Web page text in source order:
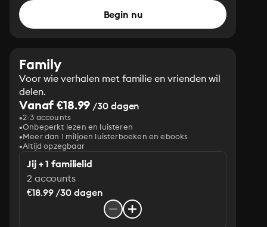
Begin nu
Family
Voor wie verhalen met familie en vrienden wil
delen.
Vanaf €18.99 /30 dagen
2-3 accounts
Onbeperkt lezen en luisteren
Meer dan 1 miljoen luisterboeken en ebooks
Altijd opzegbaar
Jij + 1 familielid
2 accounts
€18.99 /30 dagen